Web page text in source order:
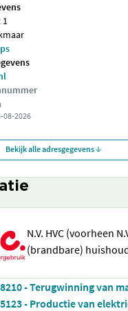
1
08-2026
Bekijk alle adresgegevens
N.V. HVC (voorheen
(brandbare)
- Terugwinning van
- Productie van